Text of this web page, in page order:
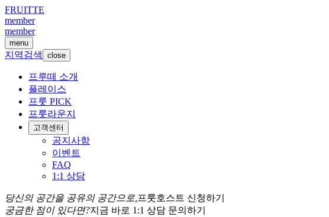
FRUITTE
member
member
menu
지역검색 close
프루떼 소개
플레이스
프룻 PICK
프룻라운지
고객센터
공지사항
이벤트
FAQ
1:1 상담
당신의 공간을 공유의 공간으로, 프룻호스트 신청하기
궁금한 점이 있다면?지금 바로 1:1 상담 문의하기